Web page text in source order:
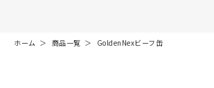
ホーム 商品一覧 GoldenNexビーフ缶